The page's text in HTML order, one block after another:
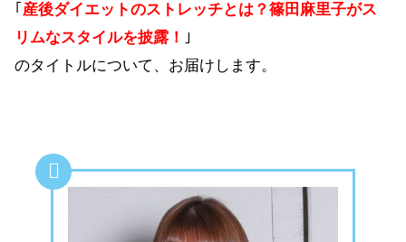
｢ 産後ダイエットのストレッチとは？篠田麻里子がス
リムなスタイルを披露！ ｣
のタイトルについて、お届けします。